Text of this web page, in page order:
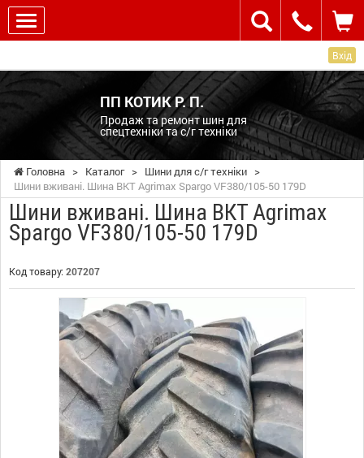
Вхід
ПП КОТИК Р. П.
Продаж та ремонт шин для
спецтехніки та с/г техніки
Головна > Каталог > Шини для с/г техніки >
Шини вживані. Шина ВКТ Agrimax Spargo VF380/105-50 179D
Шини вживані. Шина ВКТ Agrimax
Spargo VF380/105-50 179D
Код товару: 207207